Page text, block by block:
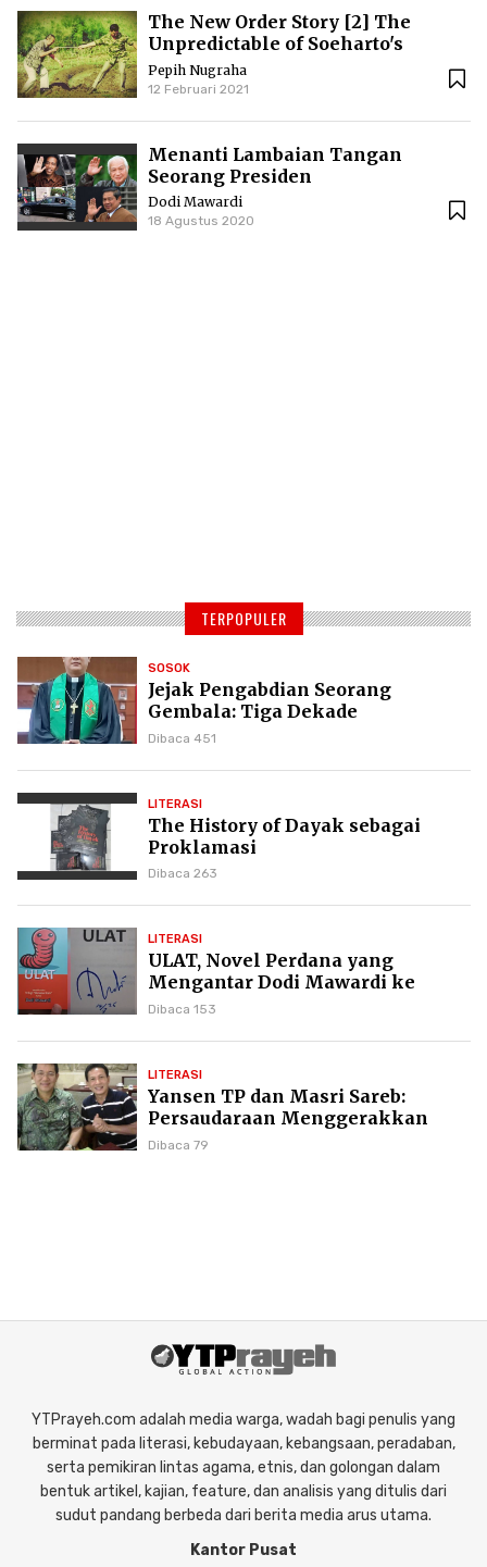
The New Order Story [2] The
Unpredictable of Soeharto's
Wordless Communication
Pepih Nugraha
12 Februari 2021
Menanti Lambaian Tangan
Seorang Presiden
Dodi Mawardi
18 Agustus 2020
TERPOPULER
SOSOK
Jejak Pengabdian Seorang
Gembala: Tiga Dekade
Kepemimpinan Pdt. Dr. Yulius
Dibaca 451
LITERASI
The History of Dayak sebagai
Proklamasi
Dibaca 263
LITERASI
ULAT, Novel Perdana yang
Mengantar Dodi Mawardi ke
Puncak Karier Kepenulisan
Dibaca 153
LITERASI
Yansen TP dan Masri Sareb:
Persaudaraan Menggerakkan
Literasi Borneo
Dibaca 79
YTPrayeh.com adalah media warga, wadah bagi penulis yang
berminat pada literasi, kebudayaan, kebangsaan, peradaban,
serta pemikiran lintas agama, etnis, dan golongan dalam
bentuk artikel, kajian, feature, dan analisis yang ditulis dari
sudut pandang berbeda dari berita media arus utama.
Kantor Pusat